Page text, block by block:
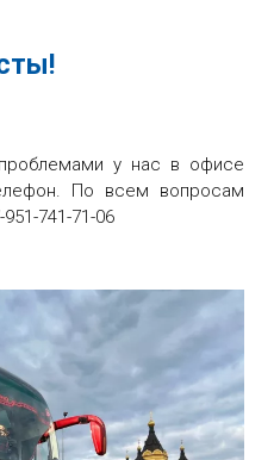
у нас в офисе
По всем вопросам
741-71-06